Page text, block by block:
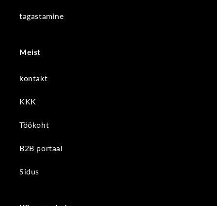
tagastamine
Meist
kontakt
KKK
Töökoht
B2B portaal
Sidus